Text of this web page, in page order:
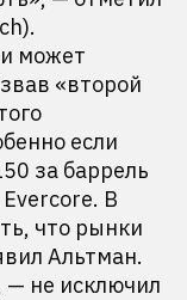
может
«второй
если
за баррель
В
что рынки
Альтман.
— не исключил